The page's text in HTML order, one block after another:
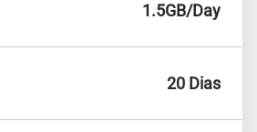
1.5GB/Day
20 Dias